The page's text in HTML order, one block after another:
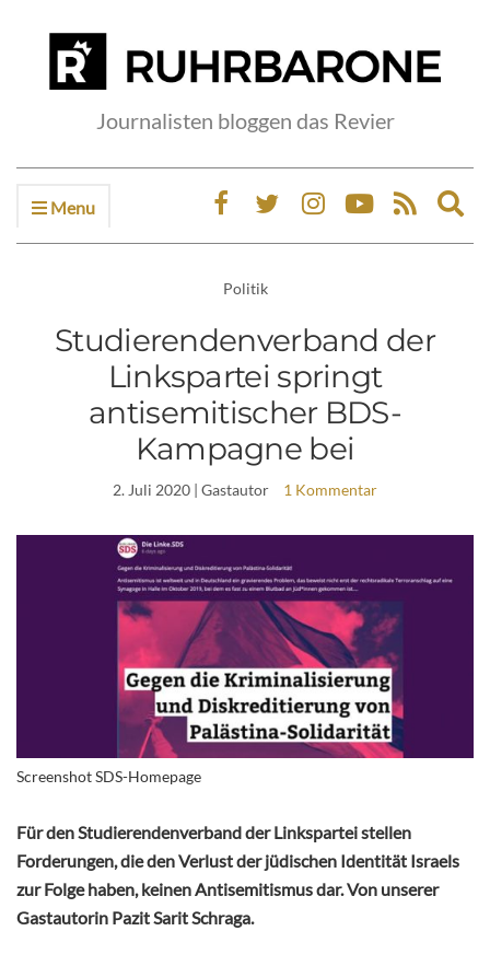
Journalisten bloggen das Revier
Menu
Politik
Studierendenverband der
Linkspartei springt
antisemitischer BDS-
Kampagne bei
2. Juli 2020 | Gastautor 1 Kommentar
Screenshot SDS-Homepage
Für den Studierendenverband der Linkspartei stellen
Forderungen, die den Verlust der jüdischen Identität Israels
zur Folge haben, keinen Antisemitismus dar. Von unserer
Gastautorin Pazit Sarit Schraga.